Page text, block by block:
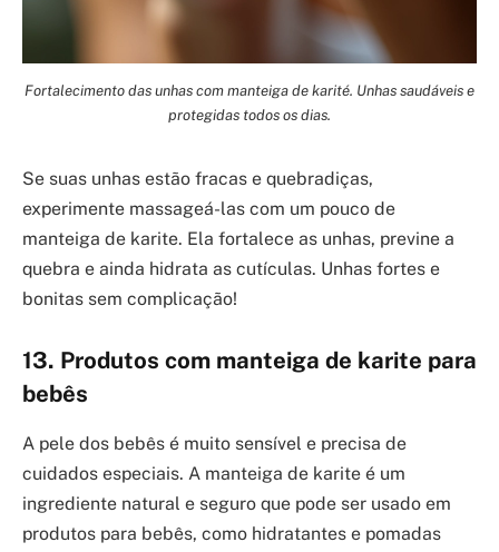
Fortalecimento das unhas com manteiga de karité. Unhas saudáveis e
protegidas todos os dias.
Se suas unhas estão fracas e quebradiças,
experimente massageá-las com um pouco de
manteiga de karite. Ela fortalece as unhas, previne a
quebra e ainda hidrata as cutículas. Unhas fortes e
bonitas sem complicação!
13. Produtos com manteiga de karite para
bebês
A pele dos bebês é muito sensível e precisa de
cuidados especiais. A manteiga de karite é um
ingrediente natural e seguro que pode ser usado em
produtos para bebês, como hidratantes e pomadas